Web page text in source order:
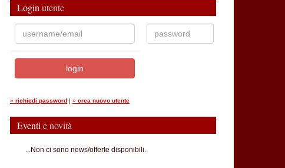
Login utente
» richiedi password | » crea nuovo utente
Eventi e novità
...Non ci sono news/offerte disponibili.